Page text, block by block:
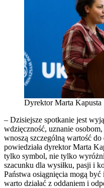
Dyrektor Marta Kapusta
– Dzisiejsze spotkanie jest
wdzięczność, uznanie
wnoszą szczególną wartość do
powiedziała dyrektor Marta
tylko symbol, nie tylko
szacunku dla wysiłku, pasji i
Państwa osiągnięcia mogą
warto działać z oddaniem i